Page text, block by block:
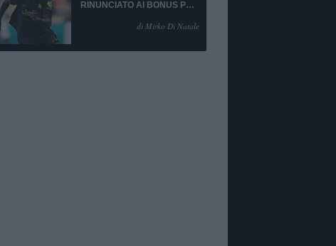
RINUNCIATO AI BONUS PUR
di Mirko Di Natale